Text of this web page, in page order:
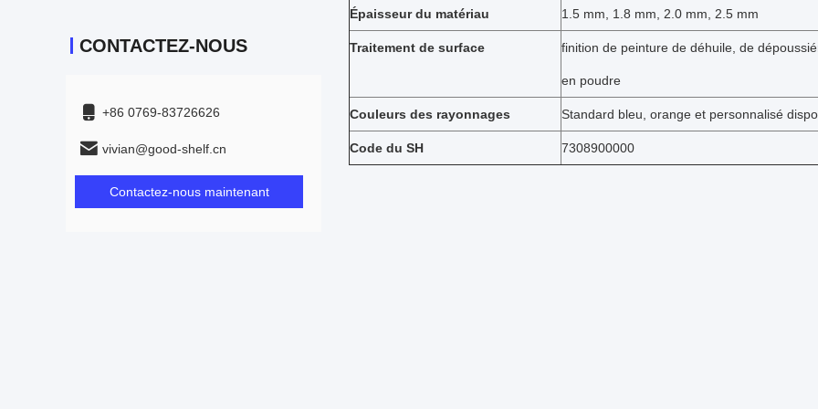
CONTACTEZ-NOUS
+86 0769-83726626
vivian@good-shelf.cn
Contactez-nous maintenant
Épaisseur du matériau 1.5 mm, 1.8 mm, 2.0 mm, 2.5 mm
Traitement de surface finition de peinture de déhuile, de
en poudre
Couleurs des rayonnages Standard bleu, orange et personnalisé
Code du SH 7308900000